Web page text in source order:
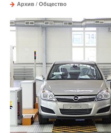
Архив / Общество